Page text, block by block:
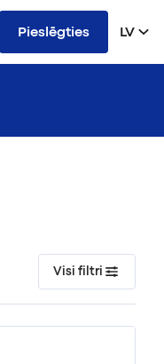
Pieslēgties LV
Visi filtri